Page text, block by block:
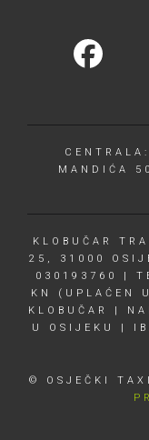
MANDIĆA
KLOBUČAR
25, 31000
030193760 |
KN (UPLAĆEN
KLOBUČAR |
U OSIJEKU |
© OSJEČKI